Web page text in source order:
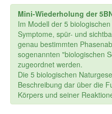
Mini-Wiederholung der
Im Modell der 5
Symptome, spür- und
genau bestimmten
sogenannten "biologischen
zugeordnet werden.
Die 5 biologischen
Beschreibung dar über die
Körpers und seiner